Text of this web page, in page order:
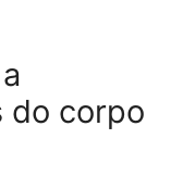
do corpo